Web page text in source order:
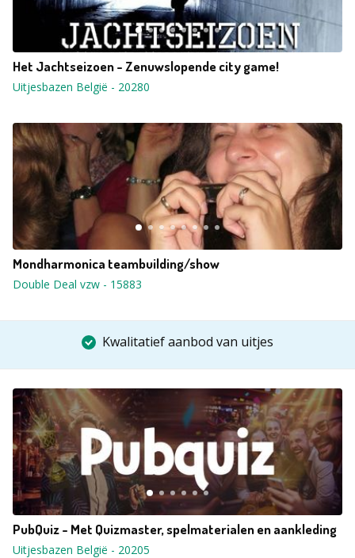
Het Jachtseizoen - Zenuwslopende city game!
Uitjesbazen België - 20280
Mondharmonica teambuilding/show
Double Deal vzw - 15883
Kwalitatief aanbod van uitjes
PubQuiz - Met Quizmaster, spelmaterialen en aankleding
Uitjesbazen België - 20205